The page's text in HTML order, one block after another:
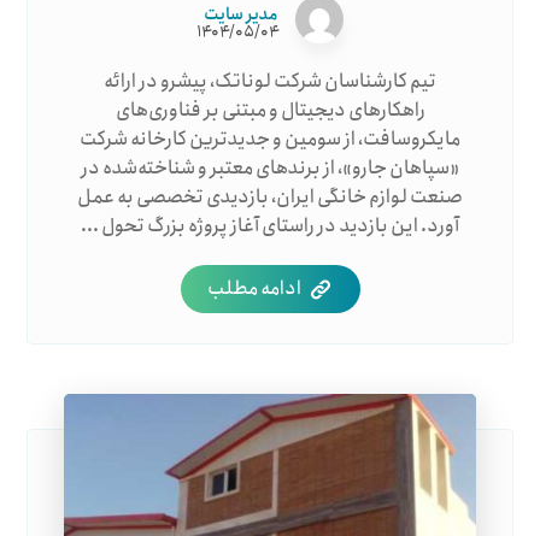
مدیر سایت
۱۴۰۴/۰۵/۰۴
تیم کارشناسان شرکت لوناتک، پیشرو در ارائه
راهکارهای دیجیتال و مبتنی بر فناوری‌های
مایکروسافت، از سومین و جدیدترین کارخانه شرکت
«سپاهان جارو»، از برندهای معتبر و شناخته‌شده در
صنعت لوازم خانگی ایران، بازدیدی تخصصی به عمل
آورد. این بازدید در راستای آغاز پروژه بزرگ تحول ...
ادامه مطلب